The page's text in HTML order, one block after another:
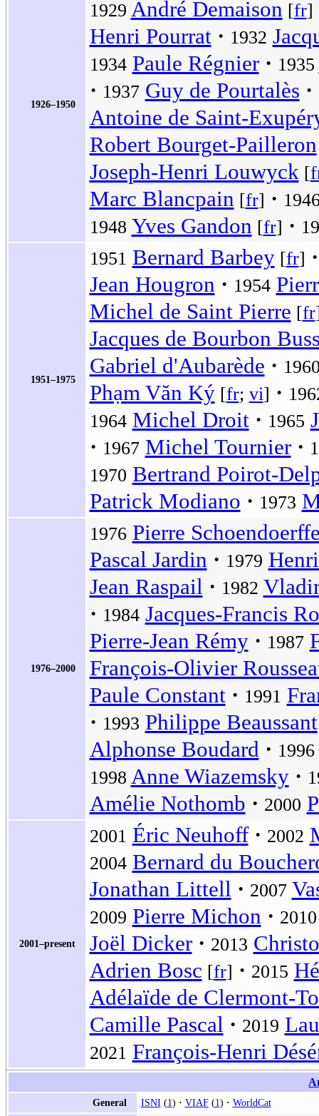
1926–1950
1929 André Demaison [fr]
Henri Pourrat 1932
1934 Paule Régnier 1935
1937 Guy de Pourtalès
Antoine de Saint-
Robert Bourget-Pailleron
Joseph-Henri Louwyck[
Marc Blancpain [fr]
1948 Yves Gandon [fr]
1951–1975
1951 Bernard Barbey[fr]
Jean Hougron 1954
Michel de Saint Pierre [fr
Jacques de Bourbon
Gabriel d'Aubarède
Phạm Văn Ký[fr; vi]
1964 Michel Droit 1965
1967 Michel Tournier
1970 Bertrand Poirot-
Patrick Modiano
1973
1976–2000
1976 Pierre
Pascal Jardin
1979
Jean Raspail
1982
1984 Jacques-Francis
Pierre-Jean Rémy
1987
François-Olivier
Paule Constant
1991
1993 Philippe Beaussant
Alphonse Boudard
1996
1998 Anne Wiazemsky
Amélie Nothomb 2000
2001–present
2001 Éric Neuhoff 2002
2004 Bernard du
Jonathan Littell
2007
2009 Pierre Michon 2010
Joël Dicker 2013
Adrien Bosc [fr] 2015
Adélaïde de Clermont-
Camille Pascal
2019
2021 François-Henri
General ISNI 1 VIAF 1 WorldCat